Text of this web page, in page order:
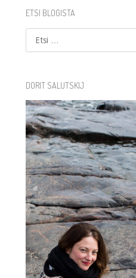
ETSI BLOGISTA
Etsi
DORIT SALUTSKIJ